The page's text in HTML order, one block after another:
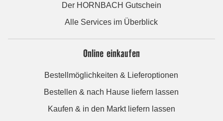
Der HORNBACH Gutschein
Alle Services im Überblick
Online einkaufen
Bestellmöglichkeiten & Lieferoptionen
Bestellen & nach Hause liefern lassen
Kaufen & in den Markt liefern lassen